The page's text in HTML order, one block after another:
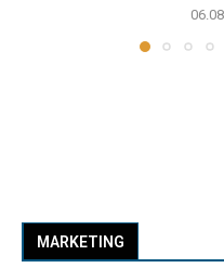
MARKETING